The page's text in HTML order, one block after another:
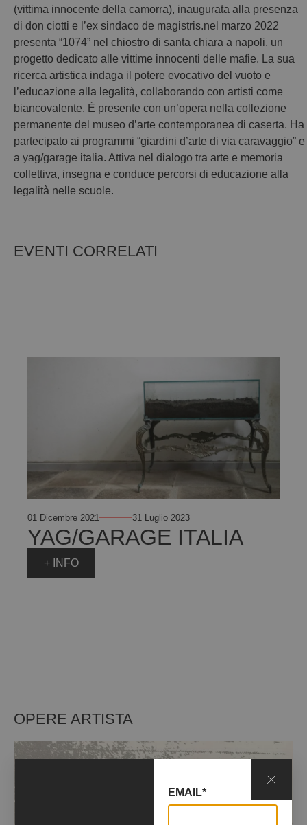
(vittima innocente della camorra), inaugurata alla presenza
di don ciotti e l’ex sindaco de magistris.nel marzo 2022
presenta “1074” nel chiostro di santa chiara a napoli, un
progetto dedicato alle vittime innocenti delle mafie. La sua
ricerca artistica indaga il potere evocativo del vuoto e
l’educazione alla legalità, collaborando con artisti come
biancovalente. È presente con un’opera nella collezione
permanente del museo d’arte contemporanea di caserta. Ha
partecipato ai programmi “giardini d’arte di via caravaggio” e
a yag/garage italia. Attiva nel dialogo tra arte e memoria
collettiva, insegna e conduce percorsi di educazione alla
legalità nelle scuole.
EVENTI CORRELATI
01 Dicembre 2021 31 Luglio 2023
YAG/GARAGE ITALIA
+ INFO
OPERE ARTISTA
EMAIL*